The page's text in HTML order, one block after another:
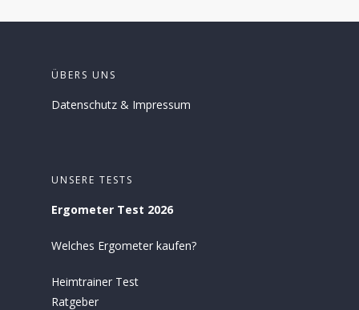
ÜBERS UNS
Datenschutz & Impressum
UNSERE TESTS
Ergometer Test 2026
Welches Ergometer kaufen?
Heimtrainer Test
Ratgeber